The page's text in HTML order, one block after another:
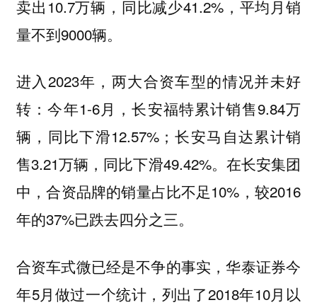
卖出10.7万辆，同比减少41.2%，平均月销
量不到9000辆。
进入2023年，两大合资车型的情况并未好
转：今年1-6月，长安福特累计销售9.84万
辆，同比下滑12.57%；长安马自达累计销
售3.21万辆，同比下滑49.42%。在长安集团
中，合资品牌的销量占比不足10%，较2016
年的37%已跌去四分之三。
合资车式微已经是不争的事实，华泰证券今
年5月做过一个统计，列出了2018年10月以